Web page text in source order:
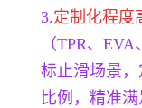
3.定制化程度
（TPR、
标止滑场景
比例，精准